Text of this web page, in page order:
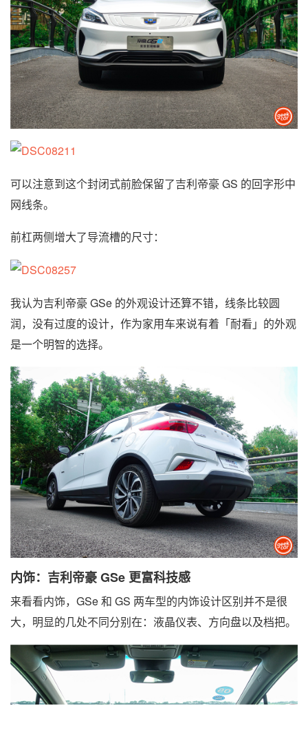
可以注意到这个封闭式前脸保留了吉利帝豪 GS 的回字形中
网线条。
前杠两侧增大了导流槽的尺寸：
我认为吉利帝豪 GSe 的外观设计还算不错，线条比较圆
润，没有过度的设计，作为家用车来说有着「耐看」的外观
是一个明智的选择。
内饰：吉利帝豪 GSe 更富科技感
来看看内饰，GSe 和 GS 两车型的内饰设计区别并不是很
大，明显的几处不同分别在：液晶仪表、方向盘以及档把。